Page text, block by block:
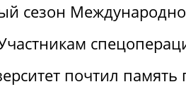
сезон
почтил